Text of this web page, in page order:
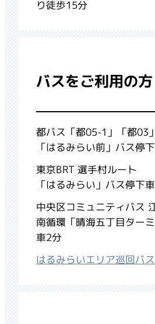
り徒歩15分
バスをご利用の方
都バス「都05-1」「都03
「はるみらい前」バス停
東京BRT 選手村ルート
「はるみらい」バス停下
中央区コミュニティバス
南循環「晴海五丁目ター
車2分
はるみらいエリア巡回バス